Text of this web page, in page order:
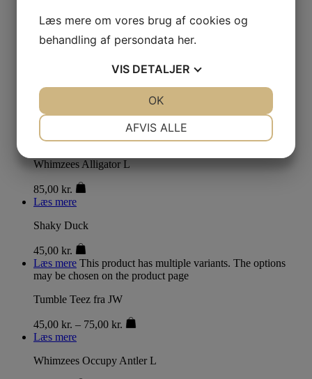
Alpaca 22 cm
This product has multiple variants. The options
Læs mere
Whimzees Alligator L
85,00 kr.
Læs mere
Shaky Duck
45,00 kr.
Læs mere This product has multiple variants. The options
may be chosen on the product page
Tumble Teez fra JW
45,00 kr. – 75,00 kr.
Læs mere
Whimzees Occupy Antler L
Læs mere om vores brug af cookies og
behandling af persondata her.
VIS DETALJER
MARKETING
AFVIS ALLE
OK